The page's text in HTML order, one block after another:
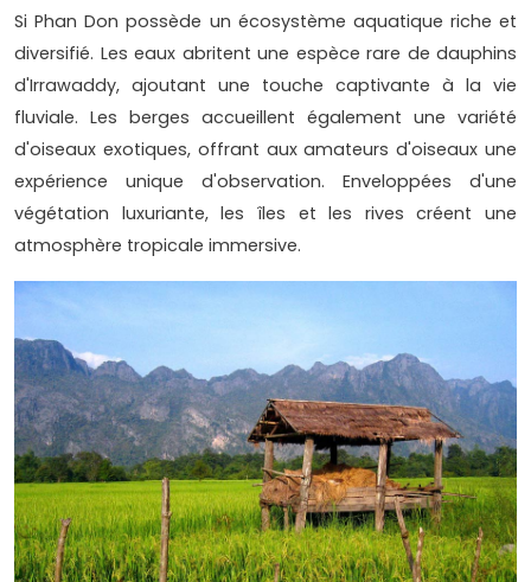
Si Phan Don possède un écosystème aquatique riche et
diversifié. Les eaux abritent une espèce rare de dauphins
d'Irrawaddy, ajoutant une touche captivante à la vie
fluviale. Les berges accueillent également une variété
d'oiseaux exotiques, offrant aux amateurs d'oiseaux une
expérience unique d'observation. Enveloppées d'une
végétation luxuriante, les îles et les rives créent une
atmosphère tropicale immersive.